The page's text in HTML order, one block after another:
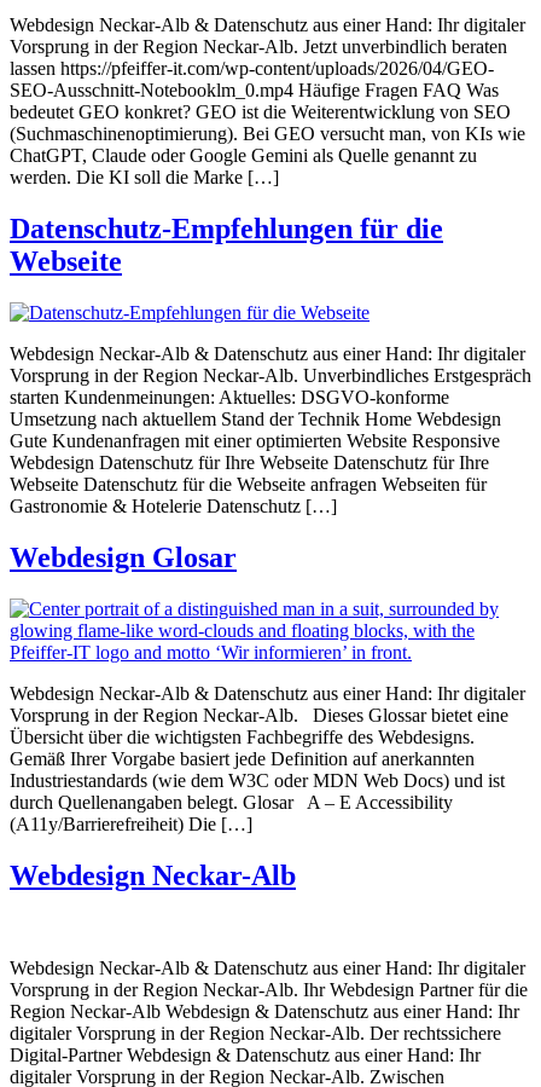
Webdesign Neckar-Alb & Datenschutz aus einer Hand: Ihr digitaler
Vorsprung in der Region Neckar-Alb. Jetzt unverbindlich beraten
lassen https://pfeiffer-it.com/wp-content/uploads/2026/04/GEO-
SEO-Ausschnitt-Notebooklm_0.mp4 Häufige Fragen FAQ Was
bedeutet GEO konkret? GEO ist die Weiterentwicklung von SEO
(Suchmaschinenoptimierung). Bei GEO versucht man, von KIs wie
ChatGPT, Claude oder Google Gemini als Quelle genannt zu
werden. Die KI soll die Marke […]
Datenschutz-Empfehlungen für die
Webseite
Webdesign Neckar-Alb & Datenschutz aus einer Hand: Ihr digitaler
Vorsprung in der Region Neckar-Alb. Unverbindliches Erstgespräch
starten Kundenmeinungen: Aktuelles: DSGVO-konforme
Umsetzung nach aktuellem Stand der Technik Home Webdesign
Gute Kundenanfragen mit einer optimierten Website Responsive
Webdesign Datenschutz für Ihre Webseite Datenschutz für Ihre
Webseite Datenschutz für die Webseite anfragen Webseiten für
Gastronomie & Hotelerie Datenschutz […]
Webdesign Glosar
Webdesign Neckar-Alb & Datenschutz aus einer Hand: Ihr digitaler
Vorsprung in der Region Neckar-Alb. Dieses Glossar bietet eine
Übersicht über die wichtigsten Fachbegriffe des Webdesigns.
Gemäß Ihrer Vorgabe basiert jede Definition auf anerkannten
Industriestandards (wie dem W3C oder MDN Web Docs) und ist
durch Quellenangaben belegt. Glosar A – E Accessibility
(A11y/Barrierefreiheit) Die […]
Webdesign Neckar-Alb
Webdesign Neckar-Alb & Datenschutz aus einer Hand: Ihr digitaler
Vorsprung in der Region Neckar-Alb. Ihr Webdesign Partner für die
Region Neckar-Alb Webdesign & Datenschutz aus einer Hand: Ihr
digitaler Vorsprung in der Region Neckar-Alb. Der rechtssichere
Digital-Partner Webdesign & Datenschutz aus einer Hand: Ihr
digitaler Vorsprung in der Region Neckar-Alb. Zwischen